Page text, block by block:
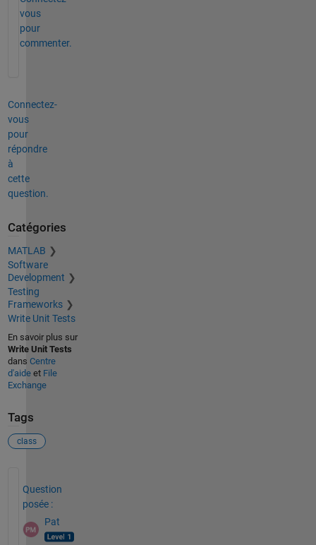
vous
pour
commenter.
Connectez-
vous
pour
répondre
à
cette
question.
Catégories
MATLAB
Software
Development
Testing
Frameworks
Write Unit Tests
En savoir plus sur
Write Unit Tests
dans Centre
d'aideet File
Exchange
Tags
class
Question
posée :
Pat